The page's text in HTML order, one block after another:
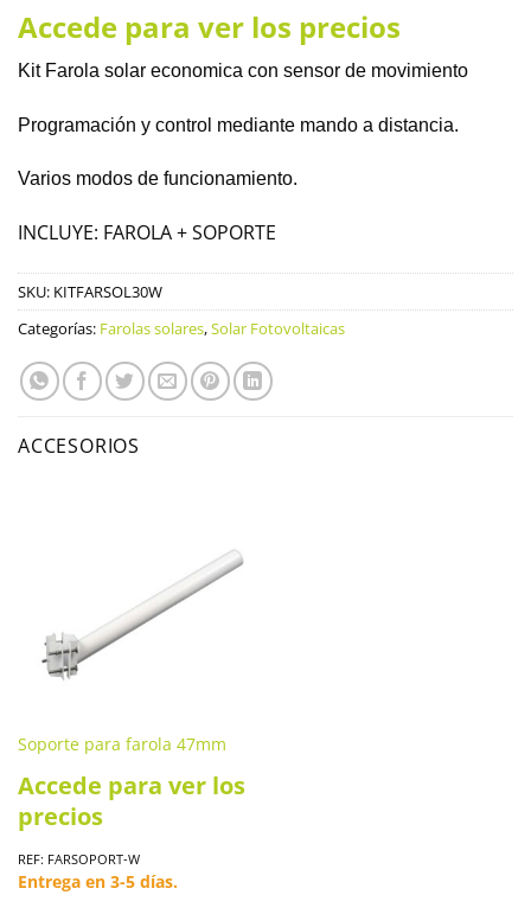
Accede para ver los precios
Kit Farola solar economica con sensor de movimiento
Programación y control mediante mando a distancia.
Varios modos de funcionamiento.
INCLUYE: FAROLA + SOPORTE
SKU: KITFARSOL30W
Categorías: Farolas solares,Solar Fotovoltaicas
ACCESORIOS
Soporte para farola 47mm
Accede para ver los
precios
REF: FARSOPORT-W
Entrega en 3-5 días.